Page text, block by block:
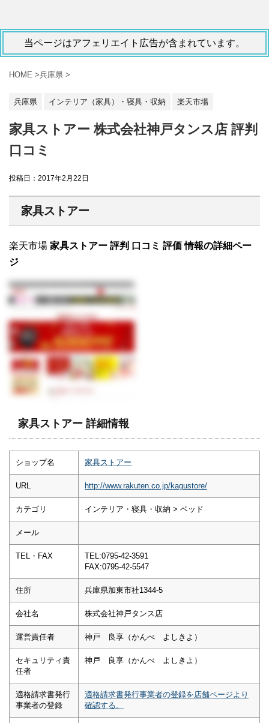
当ページはアフェリエイト広告が含まれています。
HOME >兵庫県 >
兵庫県 インテリア（家具）・寝具・収納 楽天市場
家具ストアー 株式会社神戸タンス店 評判
口コミ
投稿日： 2017年2月22日
家具ストアー
楽天市場 家具ストアー 評判 口コミ 評価 情報の詳細ペー
ジ
家具ストアー 詳細情報
ショップ名 家具ストアー
URL http://www.rakuten.co.jp/kagustore/
カテゴリ インテリア・寝具・収納 > ベッド
メール
TEL・FAX
TEL:0795-42-3591
FAX:0795-42-5547
住所 兵庫県加東市社1344-5
会社名 株式会社神戸タンス店
運営責任者 神戸 良享（かんべ よしきよ）
セキュリティ責
任者
神戸 良享（かんべ よしきよ）
適格請求書発行
事業者の登録
適格請求書発行事業者の登録を店舗ページより
確認する。